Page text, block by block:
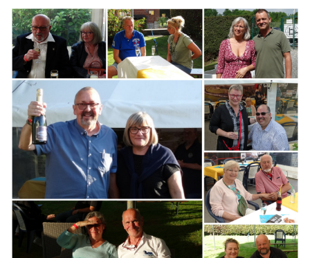
Branding
ARMCHAIR